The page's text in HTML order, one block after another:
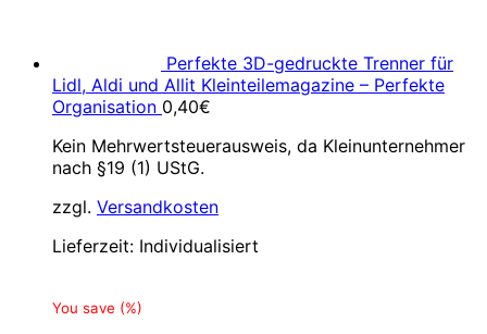
Perfekte 3D-gedruckte Trenner für
Lidl, Aldi und Allit Kleinteilemagazine – Perfekte
Organisation 0,40€
Kein Mehrwertsteuerausweis, da Kleinunternehmer
nach §19 (1) UStG.
zzgl. Versandkosten
Lieferzeit: Individualisiert
You save (%)